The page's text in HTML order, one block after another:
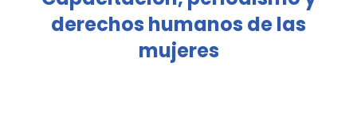
derechos humanos de las
mujeres